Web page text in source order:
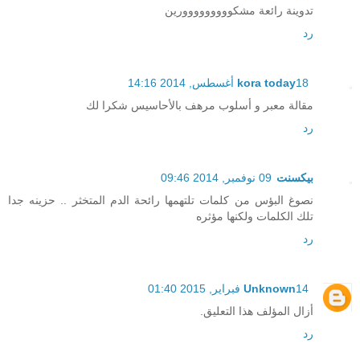
تدوينة رائعة مشكووووووووورين
رد
kora today18 أغسطس, 2014 14:16
مقالة معبر و أسلوب مرهف بالأحاسيس شكرا لك
رد
بيكسنت 09 نوفمبر, 2014 09:46
نصوغ البؤس من كلمات تلتهمها رائحة الدم المتخثر .. حزينه جدا
تلك الكلمات ولكنها مؤثره
رد
Unknown14 فبراير, 2015 01:40
أزال المؤلف هذا التعليق.
رد